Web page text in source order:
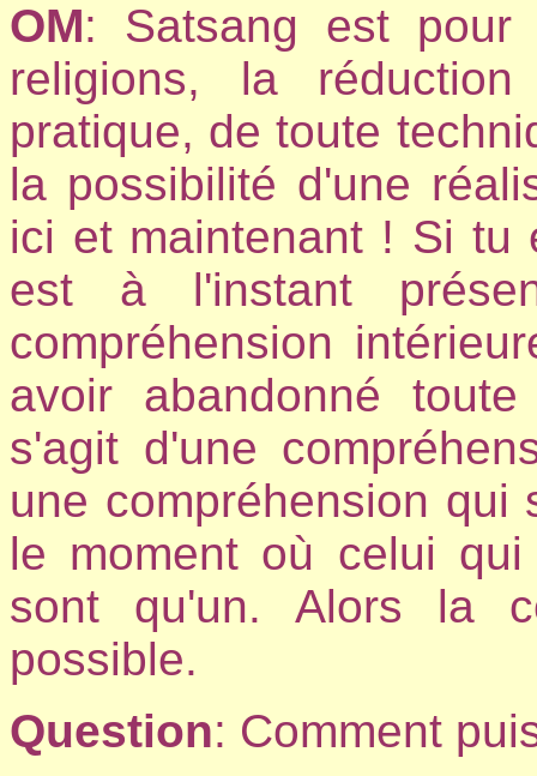
OM: Satsang est pour
religions, la
pratique, de toute
la possibilité d'une
ici et maintenant ! Si tu
est à l'instant
compréhension
avoir abandonné
s'agit d'une
une compréhension
le moment où celui
sont qu'un. Alors la
possible.
Question: Comment